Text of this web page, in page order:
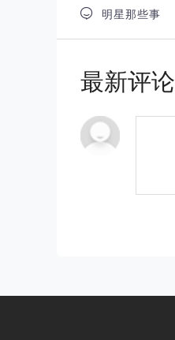
 明星那些事
最新评论